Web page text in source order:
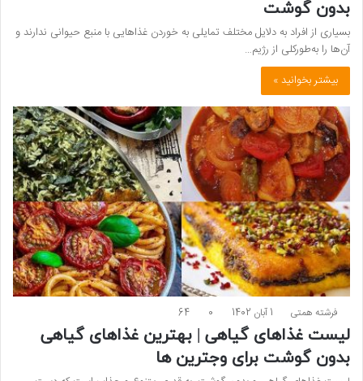
بدون گوشت
بسیاری از افراد به دلایل مختلف تمایلی به خوردن غذاهایی با منبع حیوانی ندارند و
آن‌ها را به‌طورکلی از رژیم…
بیشتر بخوانید »
فرشته همتی 1 آبان 1402 0
64
لیست غذاهای گیاهی | بهترین غذاهای گیاهی
بدون گوشت برای وجترین ها